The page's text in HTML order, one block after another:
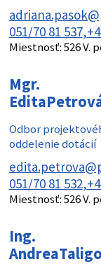
051/70 81 537
Miestnosť:526 V.
Mgr.
Edita
Odbor
oddelenie dotácií
051/70 81 532
Miestnosť:526 V.
Ing.
Andrea